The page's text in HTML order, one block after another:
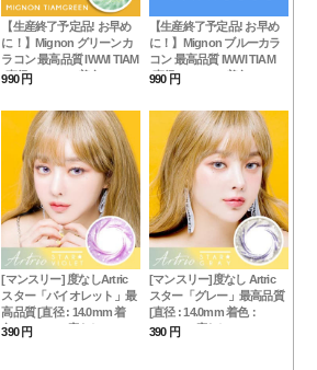
【生産終了予定品! お早め
に！】Mignon グリーンカ
ラコン 最高品質 IWWI TIAM
[直径 : 14.2mm 着色：
(度あり度なし~8.00まで)
Green
990 円
【生産終了予定品! お早め
に！】Mignon ブルーカラ
コン 最高品質 IWWI TIAM
[直径 : 14.2mm 着色：
(度あり度なし~8.00まで)
990 円
[マンスリー] 度なしArtric
スター「バイオレット」最
高品質 [直径 : 14.0mm 着
色：13.0mm]度なし Artric
390 円
[マンスリー]度なし Artric
スター「グレー」最高品質
[直径 : 14.0mm 着色：
13.0mm] 度なしArtric Star
390 円